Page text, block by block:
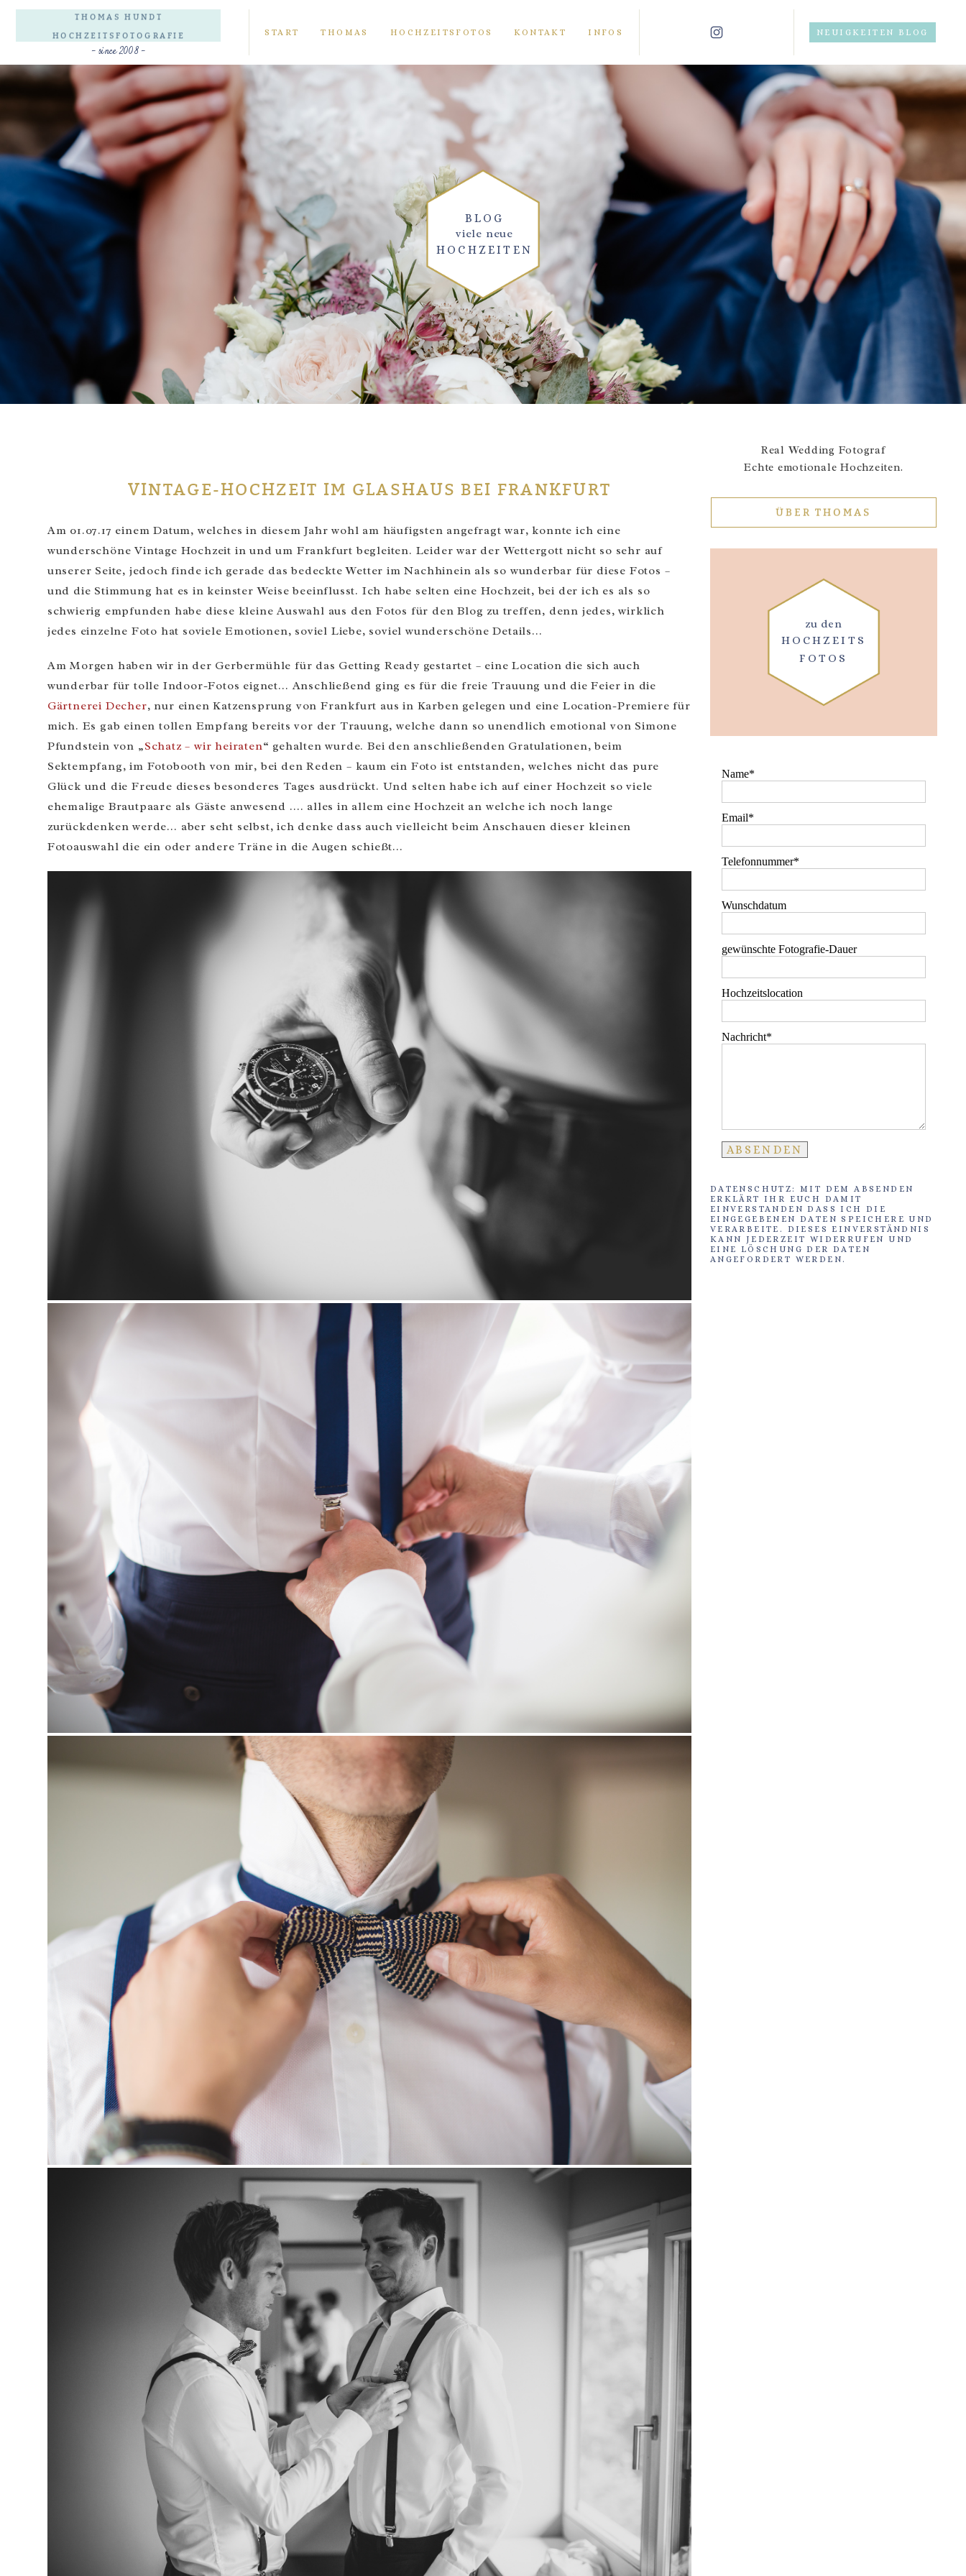
- since 2008 -
THOMAS HUNDT
HOCHZEITSFOTOGRAFIE START THOMAS HOCHZEITSFOTOS KONTAKT INFOS NEUIGKEITEN BLOG
HOCHZEITEN
viele neue
BLOG
VINTAGE-HOCHZEIT IM GLASHAUS BEI FRANKFURT
Am 01.07.17 einem Datum, welches in diesem Jahr wohl am häufigsten angefragt war, konnte ich eine
wunderschöne Vintage Hochzeit in und um Frankfurt begleiten. Leider war der Wettergott nicht so sehr auf
unserer Seite, jedoch finde ich gerade das bedeckte Wetter im Nachhinein als so wunderbar für diese Fotos –
und die Stimmung hat es in keinster Weise beeinflusst. Ich habe selten eine Hochzeit, bei der ich es als so
schwierig empfunden habe diese kleine Auswahl aus den Fotos für den Blog zu treffen, denn jedes, wirklich
jedes einzelne Foto hat soviele Emotionen, soviel Liebe, soviel wunderschöne Details…
Am Morgen haben wir in der Gerbermühle für das Getting Ready gestartet – eine Location die sich auch
wunderbar für tolle Indoor-Fotos eignet… Anschließend ging es für die freie Trauung und die Feier in die
Gärtnerei Decher, nur einen Katzensprung von Frankfurt aus in Karben gelegen und eine Location-Premiere für
mich. Es gab einen tollen Empfang bereits vor der Trauung, welche dann so unendlich emotional von Simone
Pfundstein von „Schatz – wir heiraten“ gehalten wurde. Bei den anschließenden Gratulationen, beim
Sektempfang, im Fotobooth von mir, bei den Reden – kaum ein Foto ist entstanden, welches nicht das pure
Glück und die Freude dieses besonderes Tages ausdrückt. Und selten habe ich auf einer Hochzeit so viele
ehemalige Brautpaare als Gäste anwesend …. alles in allem eine Hochzeit an welche ich noch lange
zurückdenken werde… aber seht selbst, ich denke dass auch vielleicht beim Anschauen dieser kleinen
Fotoauswahl die ein oder andere Träne in die Augen schießt…
Real Wedding Fotograf
Echte emotionale Hochzeiten.
ÜBER THOMAS
HOCHZEITS
FOTOS
zu den
Name
Email
Telefonnummer
Wunschdatum
gewünschte Fotografie-Dauer
Hochzeitslocation
Nachricht
DATENSCHUTZ: MIT DEM ABSENDEN
ERKLÄRT IHR EUCH DAMIT
EINVERSTANDEN DASS ICH DIE
EINGEGEBENEN DATEN SPEICHERE UND
VERARBEITE. DIESES EINVERSTÄNDNIS
KANN JEDERZEIT WIDERRUFEN UND
EINE LÖSCHUNG DER DATEN
ANGEFORDERT WERDEN.